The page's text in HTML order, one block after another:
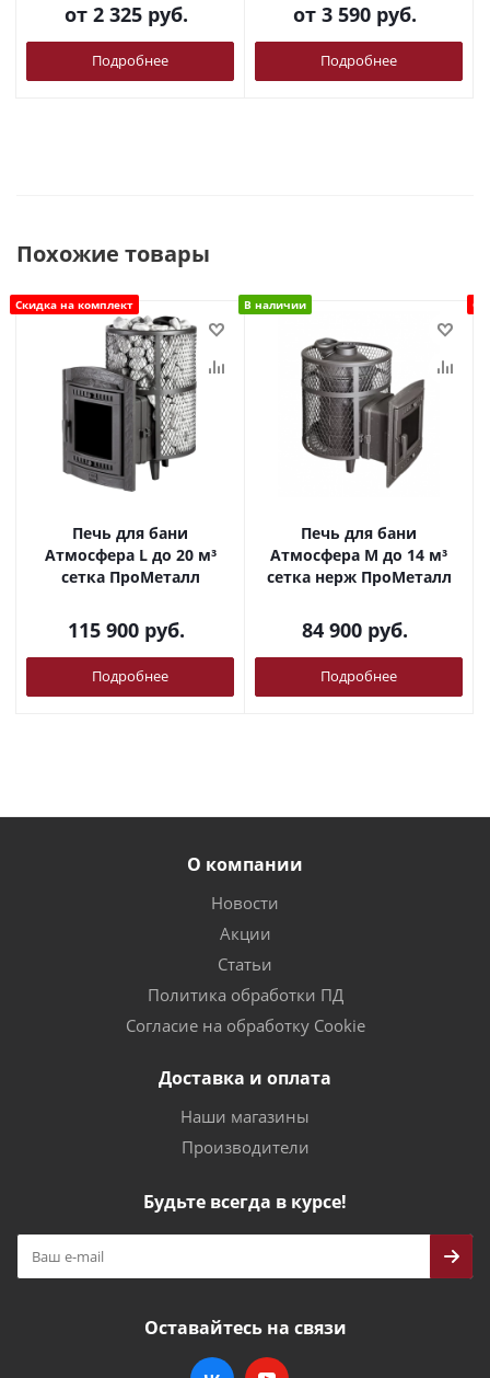
от 2 325 руб.
Подробнее
от 3 590 руб.
Подробнее
Похожие товары
Скидка на комплект
Печь для бани
Атмосфера L до 20 м³
сетка ПроМеталл
115 900 руб.
Подробнее
В наличии
Печь для бани
Атмосфера М до 14 м³
сетка нерж ПроМеталл
84 900 руб.
Подробнее
О компании
Новости
Акции
Статьи
Политика обработки ПД
Согласие на обработку Cookie
Доставка и оплата
Наши магазины
Производители
Будьте всегда в курсе!
Оставайтесь на связи